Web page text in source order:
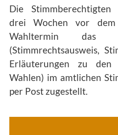
Die
drei Wochen vor dem
Wahltermin das
(Stimmrechtsausweis,
Erläuterungen zu den
Wahlen) im amtlichen
per Post zugestellt.